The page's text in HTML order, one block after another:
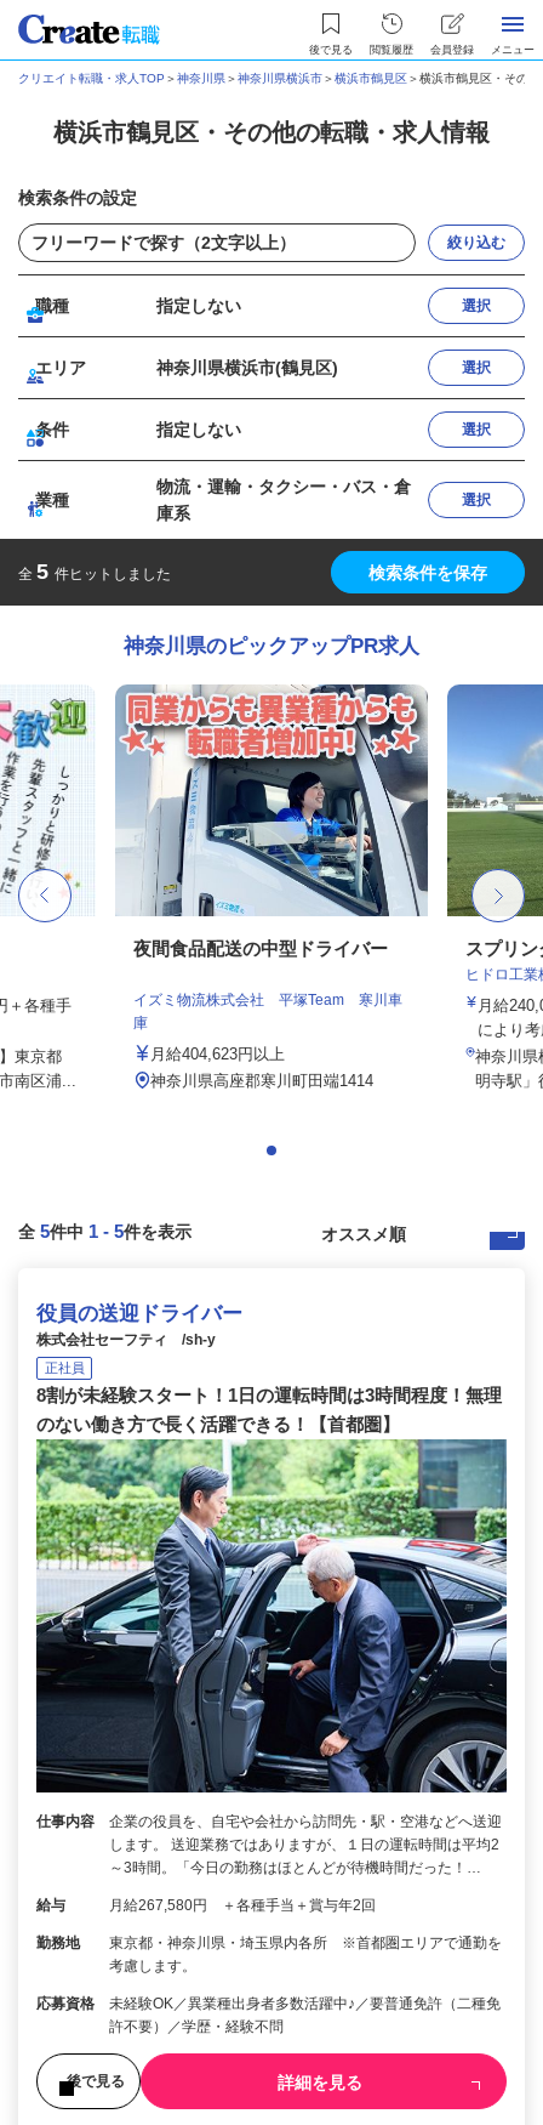
後で見る 閲覧履歴 会員登録 メニュー
クリエイト転職・求人TOP ＞神奈川県＞神奈川県横浜市＞横浜市鶴見区＞横浜市鶴見区・その
横浜市鶴見区・その他の転職・求人情報
検索条件の設定
絞り込む
職種 指定しない 選択
エリア 神奈川県横浜市(鶴見区) 選択
条件 指定しない 選択
業種
物流・運輸・タクシー・バス・倉
庫系
選択
全 5 件ヒットしました 検索条件を保存
神奈川県のピックアップPR求人
＋各種手
東京都
南区浦...
夜間食品配送の中型ドライバー
イズミ物流株式会社 平塚Team 寒川車
庫
月給404,623円以上
神奈川県高座郡寒川町田端1414
スプリ
ヒドロ工業
月給
により
神奈川県
明寺駅」
全 5件中 1 - 5件を表示
役員の送迎ドライバー
株式会社セーフティ /sh-y
正社員
8割が未経験スタート！1日の運転時間は3時間程度！無理
のない働き方で長く活躍できる！【首都圏】
仕事内容
企業の役員を、自宅や会社から訪問先・駅・空港などへ送迎
します。 送迎業務ではありますが、１日の運転時間は平均2
～3時間。「今日の勤務はほとんどが待機時間だった！…
給与 月給267,580円 ＋各種手当＋賞与年2回
勤務地
東京都・神奈川県・埼玉県内各所 ※首都圏エリアで通勤を
考慮します。
応募資格
未経験OK／異業種出身者多数活躍中♪／要普通免許（二種免
許不要）／学歴・経験不問
後で見る 詳細を見る